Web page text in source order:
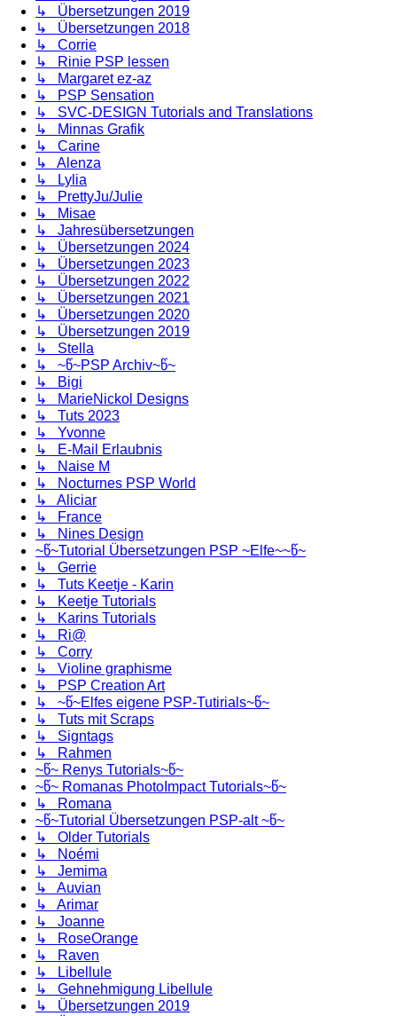
↳ Übersetzungen 2019
↳ Übersetzungen 2018
↳ Corrie
↳ Rinie PSP lessen
↳ Margaret ez-az
↳ PSP Sensation
↳ SVC-DESIGN Tutorials and Translations
↳ Minnas Grafik
↳ Carine
↳ Alenza
↳ Lylia
↳ PrettyJu/Julie
↳ Misae
↳ Jahresübersetzungen
↳ Übersetzungen 2024
↳ Übersetzungen 2023
↳ Übersetzungen 2022
↳ Übersetzungen 2021
↳ Übersetzungen 2020
↳ Übersetzungen 2019
↳ Stella
↳ ~წ~PSP Archiv~წ~
↳ Bigi
↳ MarieNickol Designs
↳ Tuts 2023
↳ Yvonne
↳ E-Mail Erlaubnis
↳ Naise M
↳ Nocturnes PSP World
↳ Aliciar
↳ France
↳ Nines Design
~წ~Tutorial Übersetzungen PSP ~Elfe~~წ~
↳ Gerrie
↳ Tuts Keetje - Karin
↳ Keetje Tutorials
↳ Karins Tutorials
↳ Ri@
↳ Corry
↳ Violine graphisme
↳ PSP Creation Art
↳ ~წ~Elfes eigene PSP-Tutirials~წ~
↳ Tuts mit Scraps
↳ Signtags
↳ Rahmen
~წ~ Renys Tutorials~წ~
~წ~ Romanas PhotoImpact Tutorials~წ~
↳ Romana
~წ~Tutorial Übersetzungen PSP-alt ~წ~
↳ Older Tutorials
↳ Noémi
↳ Jemima
↳ Auvian
↳ Arimar
↳ Joanne
↳ RoseOrange
↳ Raven
↳ Libellule
↳ Gehnehmigung Libellule
↳ Übersetzungen 2019